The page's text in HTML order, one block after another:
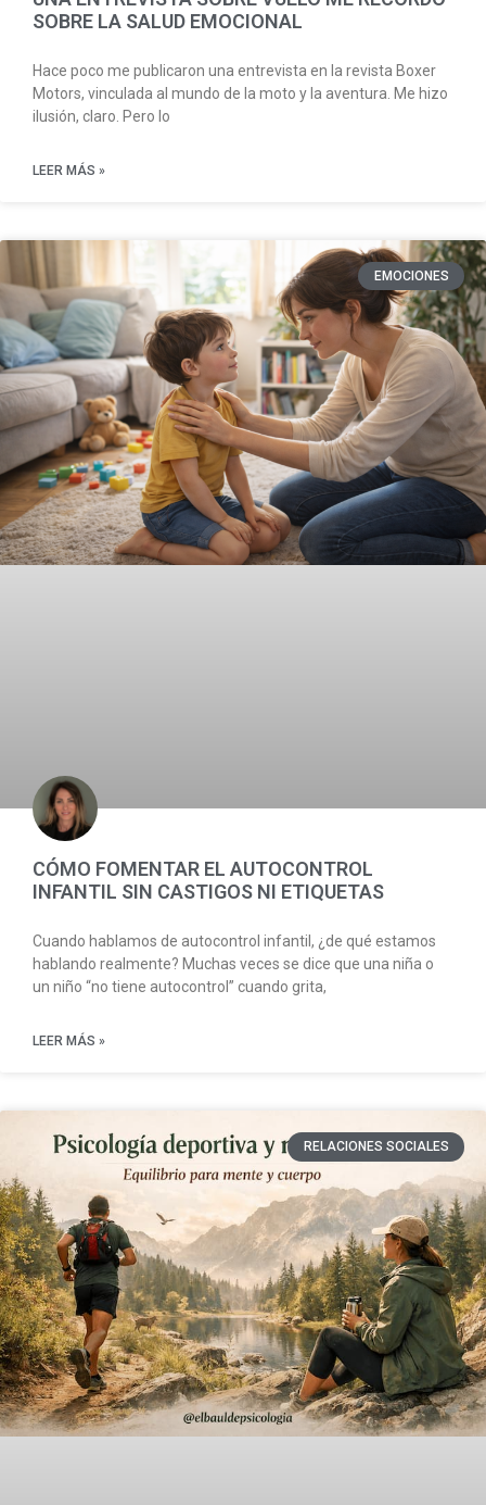
SOBRE LA SALUD EMOCIONAL
Hace poco me publicaron una entrevista en la revista Boxer
Motors, vinculada al mundo de la moto y la aventura. Me hizo
ilusión, claro. Pero lo
LEER MÁS »
EMOCIONES
CÓMO FOMENTAR EL AUTOCONTROL
INFANTIL SIN CASTIGOS NI ETIQUETAS
Cuando hablamos de autocontrol infantil, ¿de qué estamos
hablando realmente? Muchas veces se dice que una niña o
un niño “no tiene autocontrol” cuando grita,
LEER MÁS »
RELACIONES SOCIALES